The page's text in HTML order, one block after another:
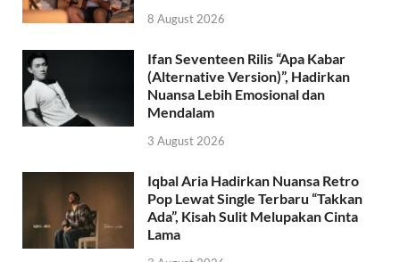
8 August 2026
Ifan Seventeen Rilis “Apa Kabar
(Alternative Version)”, Hadirkan
Nuansa Lebih Emosional dan
Mendalam
3 August 2026
Iqbal Aria Hadirkan Nuansa Retro
Pop Lewat Single Terbaru “Takkan
Ada”, Kisah Sulit Melupakan Cinta
Lama